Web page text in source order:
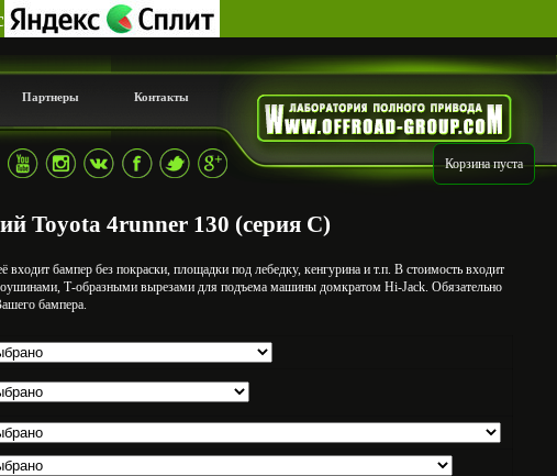
Партнеры Контакты
Toyota 4runner 130 (серия С)
бампер без покраски, площадки под лебедку, кенгурина и т.п. В стоимость входит
Т-образными вырезами для подъема машины домкратом Hi-Jack. Обязательно
бампера.
Корзина пуста